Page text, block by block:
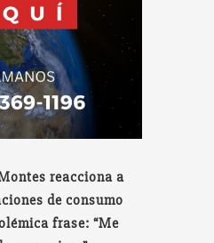
reacciona a
de consumo
frase: “Me